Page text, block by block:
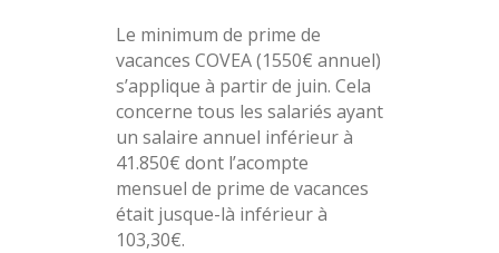
Le minimum de prime de
vacances COVEA (1550€ annuel)
s’applique à partir de juin. Cela
concerne tous les salariés ayant
un salaire annuel inférieur à
41.850€ dont l’acompte
mensuel de prime de vacances
était jusque-là inférieur à
103,30€.